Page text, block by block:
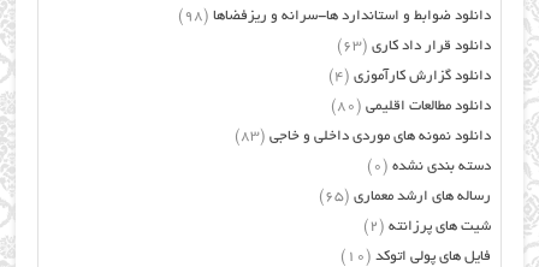
دانلود ضوابط و استاندارد ها-سرانه و ریزفضاها (98)
دانلود قرار داد کاری (63)
دانلود گزارش کارآموزی (4)
دانلود مطالعات اقلیمی (80)
دانلود نمونه های موردی داخلی و خاجی (83)
دسته بندی نشده (0)
رساله های ارشد معماری (65)
شیت های پرزانته (2)
فایل های پولی اتوکد (10)